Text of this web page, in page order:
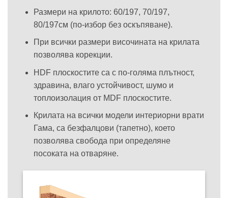
Размери на крилото: 60/197, 70/197,
80/197см (по-избор без оскъпяване).
При всички размери височината на крилата
позволява корекции.
HDF плоскостите са с по-голяма плътност,
здравина, влаго устойчивост, шумо и
топлоизолация от MDF плоскостите.
Крилата на всички модели интериорни врати
Гама, са безфалцови (тапетно), което
позволява свобода при определяне
посоката на отваряне.